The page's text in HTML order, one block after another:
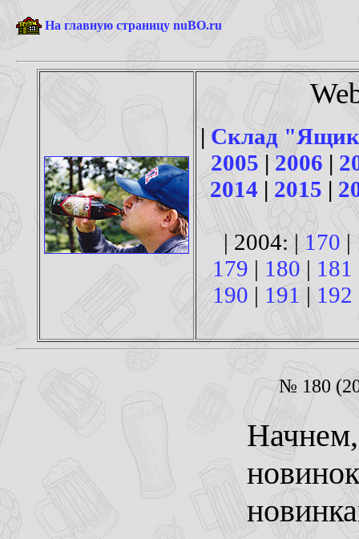
На главную страницу nuBO.ru
| Склад
2005|2006 |
2014 | 2015 |
| 2004: | 170 |
179 | 180 | 181
190 | 191 | 192
№ 180
Начнем,